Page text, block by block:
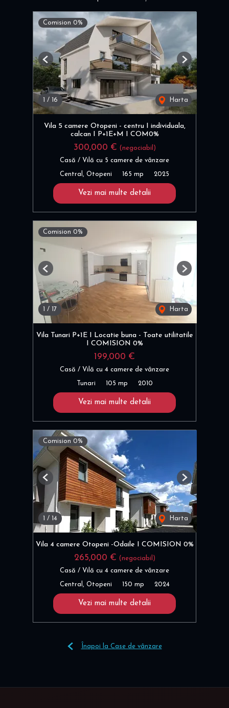
Comision 0%
/ 16 Harta
Previous Next
Vila 5 camere Otopeni - centru I individuala,
calcan I P+1E+M I COM0%
300,000 € (negociabil)
Casă / Vilă cu 5 camere de vânzare
Central, Otopeni 165 mp 2025
Vezi mai multe detalii
Comision 0%
/ 17 Harta
Previous Next
Vila Tunari P+1E I Locatie buna - Toate utilitatile
I COMISION 0%
199,000 €
Casă / Vilă cu 4 camere de vânzare
Tunari 105 mp 2010
Vezi mai multe detalii
Comision 0%
1 / 14 Harta
Previous Next
Vila 4 camere Otopeni -Odaile I COMISION 0%
265,000 € (negociabil)
Casă / Vilă cu 4 camere de vânzare
Central, Otopeni 150 mp 2024
Vezi mai multe detalii
Înapoi la Case de vânzare